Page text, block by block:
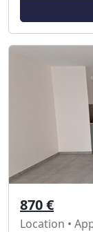
870 €
Location •